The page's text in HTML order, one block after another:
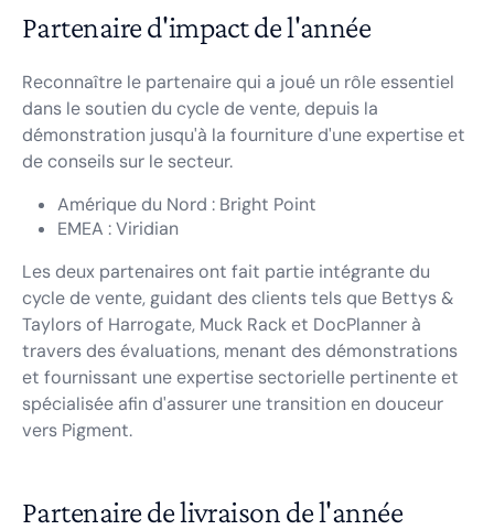
Partenaire d'impact de l'année
Reconnaître le partenaire qui a joué un rôle essentiel
dans le soutien du cycle de vente, depuis la
démonstration jusqu'à la fourniture d'une expertise et
de conseils sur le secteur.
Amérique du Nord : Bright Point
EMEA : Viridian
Les deux partenaires ont fait partie intégrante du
cycle de vente, guidant des clients tels que Bettys &
Taylors of Harrogate, Muck Rack et DocPlanner à
travers des évaluations, menant des démonstrations
et fournissant une expertise sectorielle pertinente et
spécialisée afin d'assurer une transition en douceur
vers Pigment.
Partenaire de livraison de l'année